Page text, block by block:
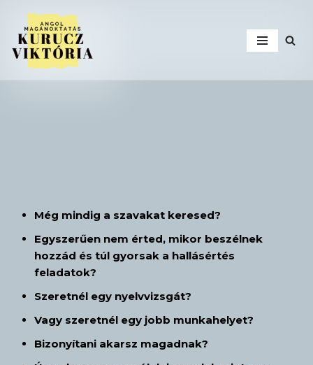
Skip
to
content
Még mindig a szavakat keresed?
Egyszerűen nem érted, mikor beszélnek
hozzád és túl gyorsak a hallásértés
feladatok?
Szeretnél egy nyelvvizsgát?
Vagy szeretnél egy jobb munkahelyet?
Bizonyítani akarsz magadnak?